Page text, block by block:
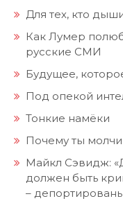
Для тех, кто
Как Лумер
русские СМИ
Будущее,
Под опекой
Тонкие намёки
Почему ты
Майкл Сэвидж:
должен быть
–